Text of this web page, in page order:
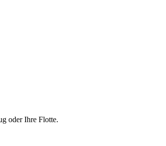
oder Ihre Flotte.